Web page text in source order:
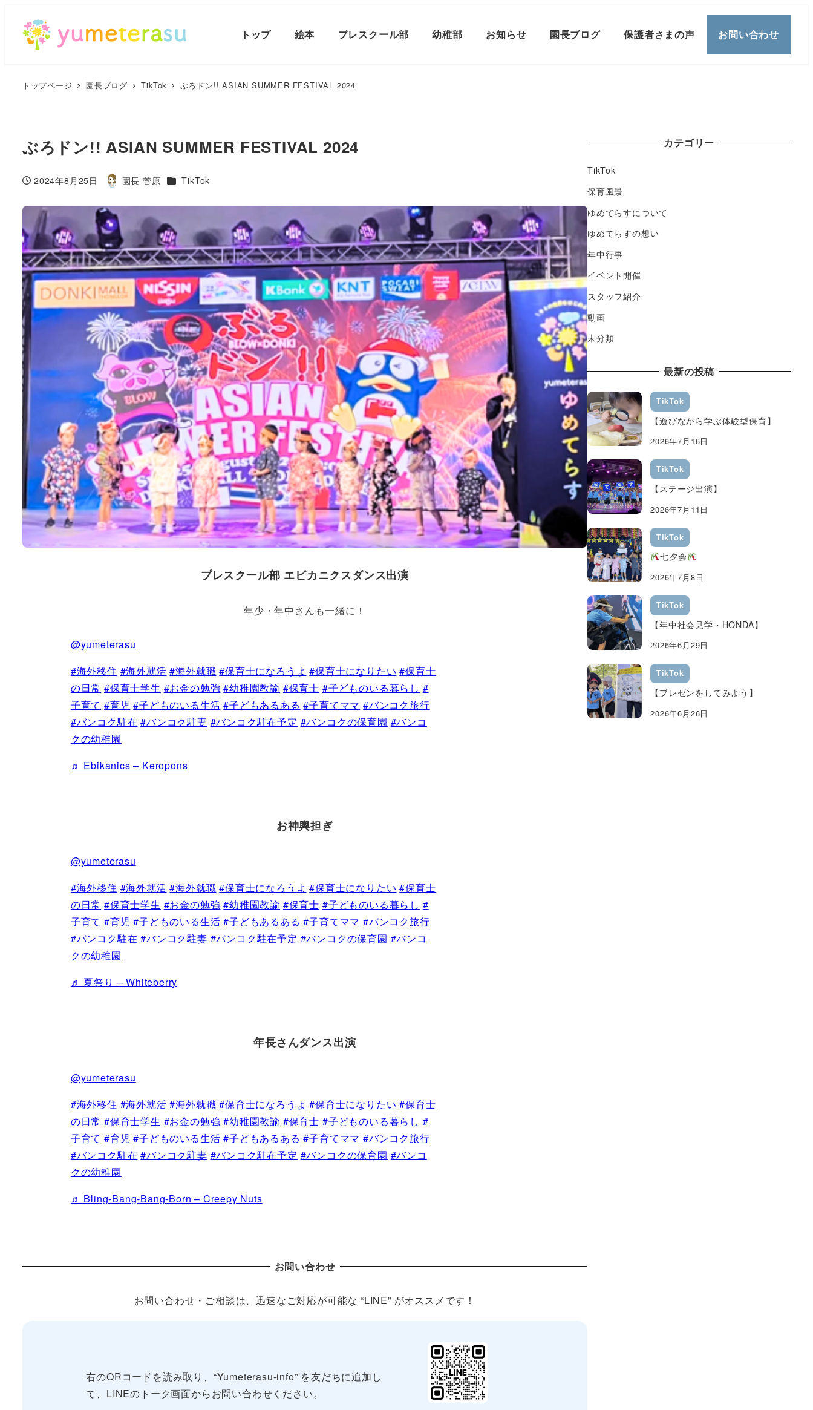
トップ 絵本 プレスクール部 幼稚部 お知らせ 園長ブログ 保護者さまの声 お問い合わせ
トップページ 園長ブログ TikTok ぶろドン!! ASIAN SUMMER FESTIVAL 2024
ぶろドン!! ASIAN SUMMER FESTIVAL 2024
投稿日
2024年8月25日
著
園長 菅原 カテゴリー
TikTok
プレスクール部 エビカニクスダンス出演
年少・年中さんも一緒に！
@yumeterasu
#海外移住 #海外就活 #海外就職 #保育士になろうよ #保育士になりたい #保育士
の日常 #保育士学生 #お金の勉強 #幼稚園教諭 #保育士 #子どものいる暮らし #
子育て #育児 #子どものいる生活 #子どもあるある #子育てママ #バンコク旅行
#バンコク駐在 #バンコク駐妻 #バンコク駐在予定 #バンコクの保育園 #バンコ
クの幼稚園
♬ Ebikanics – Keropons
お神輿担ぎ
@yumeterasu
#海外移住 #海外就活 #海外就職 #保育士になろうよ #保育士になりたい #保育士
の日常 #保育士学生 #お金の勉強 #幼稚園教諭 #保育士 #子どものいる暮らし #
子育て #育児 #子どものいる生活 #子どもあるある #子育てママ #バンコク旅行
#バンコク駐在 #バンコク駐妻 #バンコク駐在予定 #バンコクの保育園 #バンコ
クの幼稚園
♬ 夏祭り – Whiteberry
年長さんダンス出演
@yumeterasu
#海外移住 #海外就活 #海外就職 #保育士になろうよ #保育士になりたい #保育士
の日常 #保育士学生 #お金の勉強 #幼稚園教諭 #保育士 #子どものいる暮らし #
子育て #育児 #子どものいる生活 #子どもあるある #子育てママ #バンコク旅行
#バンコク駐在 #バンコク駐妻 #バンコク駐在予定 #バンコクの保育園 #バンコ
クの幼稚園
♬ Bling-Bang-Bang-Born – Creepy Nuts
お問い合わせ
お問い合わせ・ご相談は、迅速なご対応が可能な “LINE” がオススメです！
右のQRコードを読み取り、“Yumeterasu-info” を友だちに追加し
て、LINEのトーク画面からお問い合わせください。
カテゴリー
TikTok
保育風景
ゆめてらすについて
ゆめてらすの想い
年中行事
イベント開催
スタッフ紹介
動画
未分類
最新の投稿
TikTok
【遊びながら学ぶ体験型保育】
2026年7月16日
TikTok
【ステージ出演】
2026年7月11日
TikTok
七夕会
2026年7月8日
TikTok
【年中社会見学・HONDA】
2026年6月29日
TikTok
【プレゼンをしてみよう】
2026年6月26日